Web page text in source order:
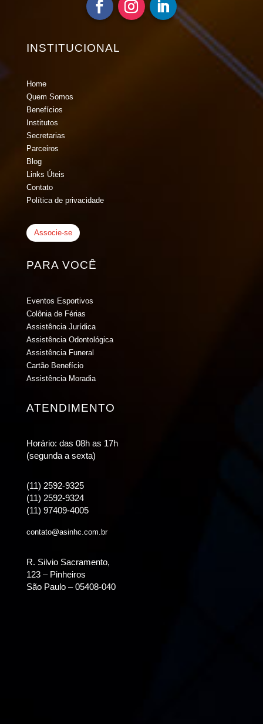
INSTITUCIONAL
Home
Quem Somos
Benefícios
Institutos
Secretarias
Parceiros
Blog
Links Úteis
Contato
Política de privacidade
Associe-se
PARA VOCÊ
Eventos Esportivos
Colônia de Férias
Assistência Jurídica
Assistência Odontológica
Assistência Funeral
Cartão Benefício
Assistência Moradia
ATENDIMENTO
Horário: das 08h as 17h
(segunda a sexta)
(11) 2592-9325
(11) 2592-9324
(11) 97409-4005
contato@asinhc.com.br
R. Silvio Sacramento,
123 – Pinheiros
São Paulo – 05408-040